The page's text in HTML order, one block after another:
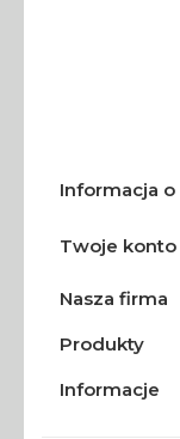
Informacja o
Twoje konto
Nasza firma
Produkty
Informacje